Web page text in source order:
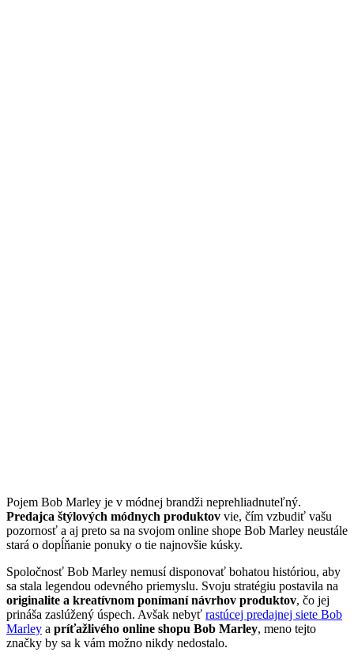
Pojem Bob Marley je v módnej brandži neprehliadnuteľný.
Predajca štýlových módnych produktov vie, čím vzbudiť vašu
pozornosť a aj preto sa na svojom online shope Bob Marley neustále
stará o dopĺňanie ponuky o tie najnovšie kúsky.
Spoločnosť Bob Marley nemusí disponovať bohatou históriou, aby
sa stala legendou odevného priemyslu. Svoju stratégiu postavila na
originalite a kreatívnom ponímaní návrhov produktov, čo jej
prináša zaslúžený úspech. Avšak nebyť rastúcej predajnej siete Bob
Marley a príťažlivého online shopu Bob Marley, meno tejto
značky by sa k vám možno nikdy nedostalo.